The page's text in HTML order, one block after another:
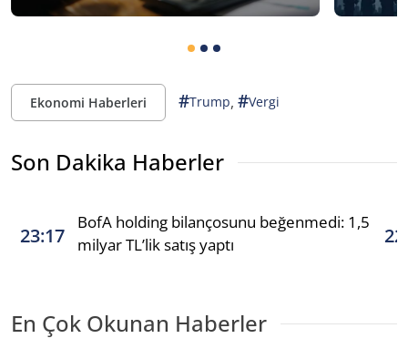
Ekonomi Haberleri #Trump, #Vergi
Son Dakika Haberler
23:17
BofA holding bilançosunu beğenmedi: 1,5
milyar TL’lik satış yaptı
En Çok Okunan Haberler